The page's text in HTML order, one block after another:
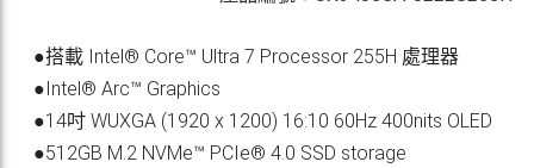
●搭載 Intel® Core™ Ultra 7 Processor 255H 處理器
●Intel® Arc™ Graphics
●14吋 WUXGA (1920 x 1200) 16:10 60Hz 400nits OLED
●512GB M.2 NVMe™ PCIe® 4.0 SSD storage